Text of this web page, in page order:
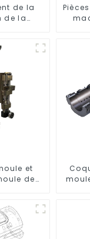
de la
de la
et
de